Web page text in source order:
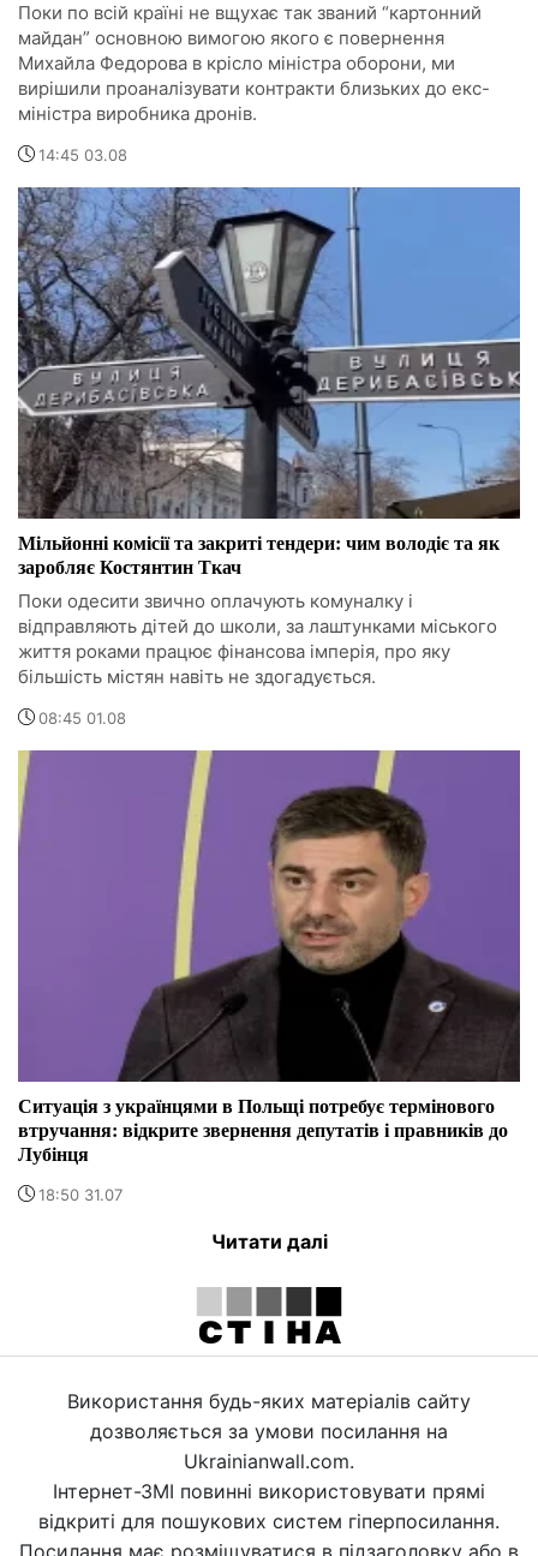
Поки по всій країні не вщухає так званий “картонний
майдан” основною вимогою якого є повернення
Михайла Федорова в крісло міністра оборони, ми
вирішили проаналізувати контракти близьких до екс-
міністра виробника дронів.
14:45 03.08
Мільйонні комісії та закриті тендери: чим володіє та як
заробляє Костянтин Ткач
Поки одесити звично оплачують комуналку і
відправляють дітей до школи, за лаштунками міського
життя роками працює фінансова імперія, про яку
більшість містян навіть не здогадується.
08:45 01.08
Ситуація з українцями в Польщі потребує термінового
втручання: відкрите звернення депутатів і правників до
Лубінця
18:50 31.07
Читати далі
Використання будь-яких матеріалів сайту
дозволяється за умови посилання на
Ukrainianwall.com.
Інтернет-ЗМІ повинні використовувати прямі
відкриті для пошукових систем гіперпосилання.
Посилання має розміщуватися в підзаголовку або в